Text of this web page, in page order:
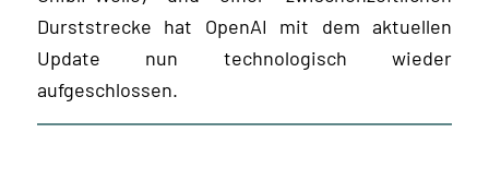
Durststrecke hat OpenAI mit dem aktuellen
Update nun technologisch wieder
aufgeschlossen.